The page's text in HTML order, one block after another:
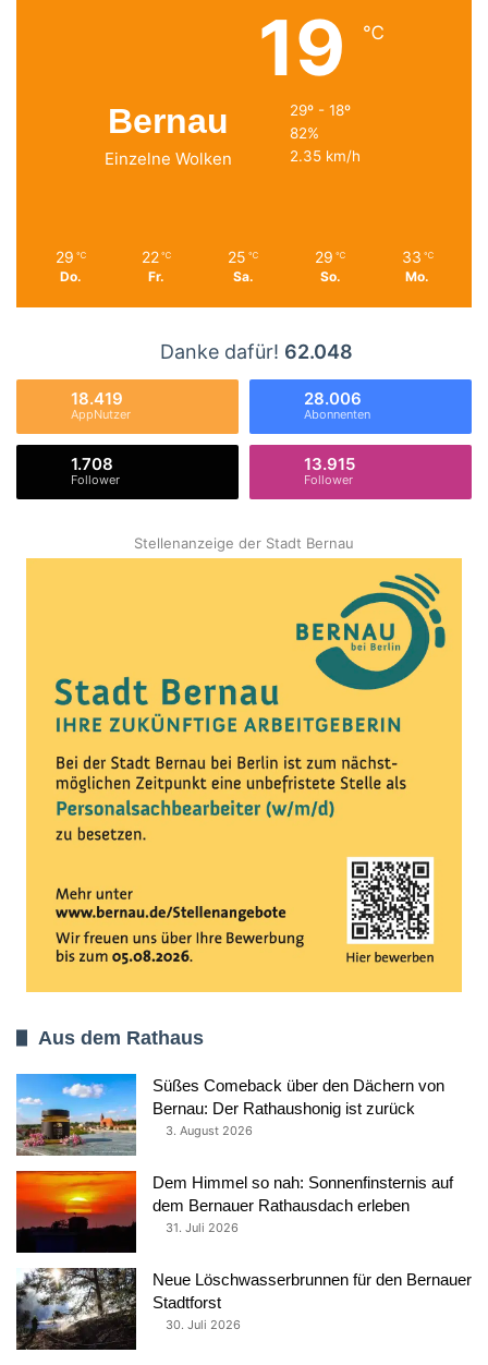
Bernau
Einzelne Wolken
19 ℃
29º - 18º
82%
2.35 km/h
29 ℃
Do.
22 ℃
Fr.
25 ℃
Sa.
29 ℃
So.
33 ℃
Mo.
Danke dafür! 62.048
18.419
AppNutzer
28.006
Abonnenten
1.708
Follower
13.915
Follower
Stellenanzeige der Stadt Bernau
Aus dem Rathaus
Süßes Comeback über den Dächern von
Bernau: Der Rathaushonig ist zurück
3. August 2026
Dem Himmel so nah: Sonnenfinsternis auf
dem Bernauer Rathausdach erleben
31. Juli 2026
Neue Löschwasserbrunnen für den Bernauer
Stadtforst
30. Juli 2026